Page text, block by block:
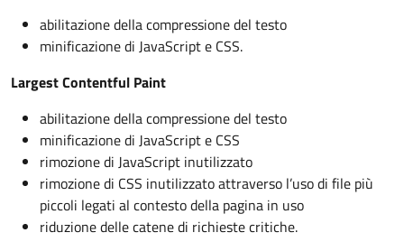
abilitazione della compressione del testo
minificazione di JavaScript e CSS.
Largest Contentful Paint
abilitazione della compressione del testo
minificazione di JavaScript e CSS
rimozione di JavaScript inutilizzato
rimozione di CSS inutilizzato attraverso l’uso di file più
piccoli legati al contesto della pagina in uso
riduzione delle catene di richieste critiche.